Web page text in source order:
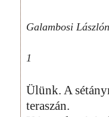
Galambosi
1
Ülünk. A
teraszán.